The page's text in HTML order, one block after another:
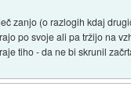
zanjo (o razlogih kdaj
po svoje ali pa tržijo na
tiho - da ne bi skrunil